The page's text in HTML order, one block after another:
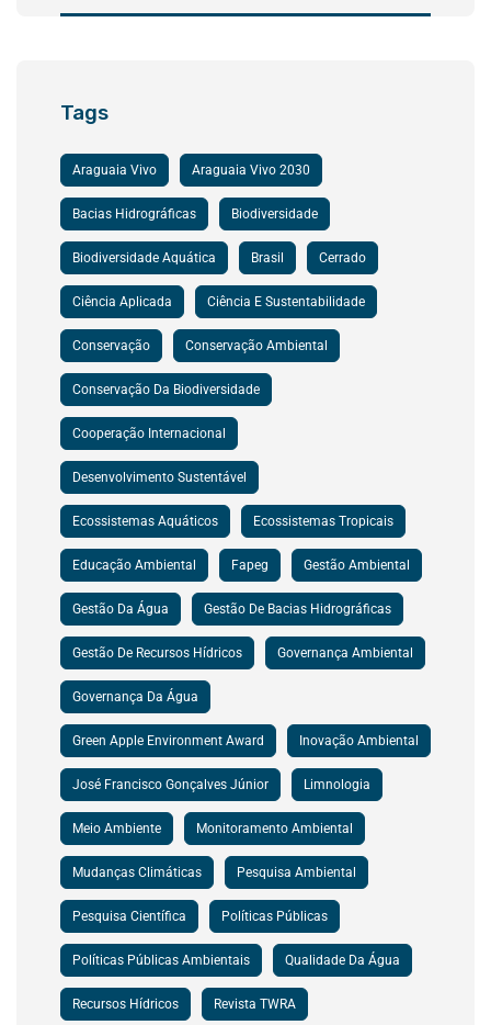
Tags
Araguaia Vivo Araguaia Vivo 2030
Bacias Hidrográficas Biodiversidade
Biodiversidade Aquática Brasil Cerrado
Ciência Aplicada Ciência E Sustentabilidade
Conservação Conservação Ambiental
Conservação Da Biodiversidade
Cooperação Internacional
Desenvolvimento Sustentável
Ecossistemas Aquáticos Ecossistemas Tropicais
Educação Ambiental Fapeg Gestão Ambiental
Gestão Da Água Gestão De Bacias Hidrográficas
Gestão De Recursos Hídricos Governança Ambiental
Governança Da Água
Green Apple Environment Award Inovação Ambiental
José Francisco Gonçalves Júnior Limnologia
Meio Ambiente Monitoramento Ambiental
Mudanças Climáticas Pesquisa Ambiental
Pesquisa Científica Políticas Públicas
Políticas Públicas Ambientais Qualidade Da Água
Recursos Hídricos Revista TWRA